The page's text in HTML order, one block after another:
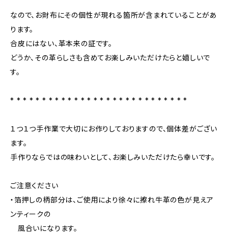
なので、お財布にその個性が現れる箇所が含まれていることがあ
ります。
合皮にはない、革本来の証です。
どうか、その革らしさも含めてお楽しみいただけたらと嬉しいで
す。
* * * * * * * * * * * * * * * * * * * * * * * * * * * *
１つ１つ手作業で大切にお作りしておりますので、個体差がござい
ます。
手作りならではの味わいとして、お楽しみいただけたら幸いです。
ご注意ください
・箔押しの柄部分は、ご使用により徐々に擦れ牛革の色が見えア
ンティークの
風合いになります。